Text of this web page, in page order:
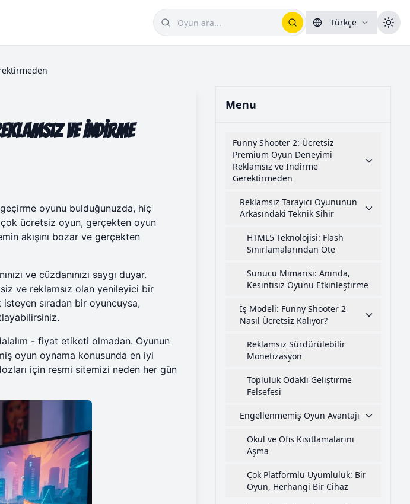
Türkçe
ve İndirme
oyunu bulduğunuzda, hiç
çok ücretsiz oyun, gerçekten oyun
akışını bozar ve gerçekten
ve cüzdanınızı saygı duyar.
ve reklamsız olan yenileyici bir
sıradan bir oyuncuysa,
.
- fiyat etiketi olmadan. Oyunun
oyun oynama konusunda en iyi
için resmi sitemizi neden her gün
Menu
Funny Shooter 2: Ücretsiz
Premium Oyun Deneyimi
Reklamsız ve İndirme
Gerektirmeden
Reklamsız Tarayıcı Oyununun
Arkasındaki Teknik Sihir
HTML5 Teknolojisi: Flash
Sınırlamalarından Öte
Sunucu Mimarisi: Anında,
Kesintisiz Oyunu Etkinleştirme
İş Modeli: Funny Shooter 2
Nasıl Ücretsiz Kalıyor?
Reklamsız Sürdürülebilir
Monetizasyon
Topluluk Odaklı Geliştirme
Felsefesi
Engellenmemiş Oyun Avantajı
Okul ve Ofis Kısıtlamalarını
Aşma
Çok Platformlu Uyumluluk: Bir
Oyun, Herhangi Bir Cihaz